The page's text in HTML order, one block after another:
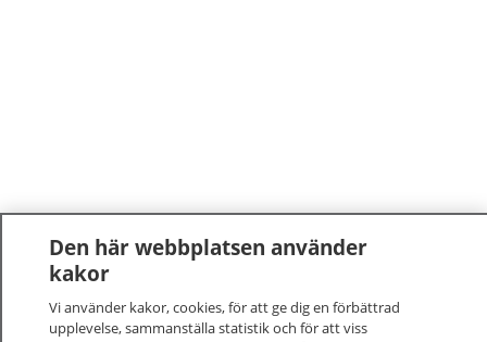
Den här webbplatsen använder
kakor
Vi använder kakor, cookies, för att ge dig en förbättrad
upplevelse, sammanställa statistik och för att viss